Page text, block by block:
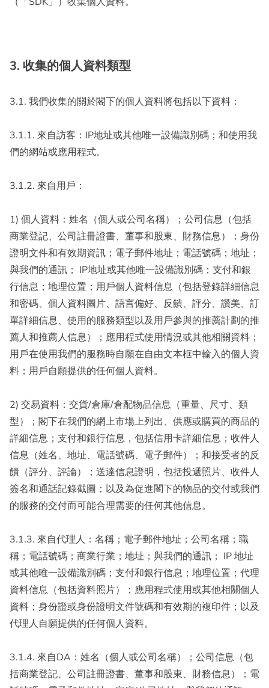
3. 收集的個人資料類型
3.1. 我們收集的關於閣下的個人資料將包括以下資料：
3.1.1. 來自訪客：IP地址或其他唯一設備識別碼；和使用我
們的網站或應用程式。
3.1.2. 來自用戶：
1) 個人資料：姓名（個人或公司名稱）；公司信息（包括
商業登記、公司註冊證書、董事和股東、財務信息）；身份
證明文件和有效期資訊；電子郵件地址；電話號碼；地址；
與我們的通訊； IP地址或其他唯一設備識別碼；支付和銀
行信息；地理位置；用戶個人資料信息（包括登錄詳細信息
和密碼、個人資料圖片、語言偏好、反饋、評分、讚美、訂
單詳細信息、使用的服務類型以及用戶參與的推薦計劃的推
薦人和推薦人信息）；應用程式使用情況或其他相關資料；
用戶在使用我們的服務時自願在自由文本框中輸入的個人資
料；用戶自願提供的任何個人資料。
2) 交易資料：交貨/倉庫/倉配物品信息（重量、尺寸、類
型）；閣下在我們的網上市場上列出、供應或購買的商品的
詳細信息；支付和銀行信息，包括信用卡詳細信息；收件人
信息（姓名、地址、電話號碼、電子郵件）；和接受者的反
饋（評分、評論）；送達信息證明，包括投遞照片、收件人
簽名和通話記錄截圖；以及為促進閣下的物品的交付或我們
的服務的交付而可能合理需要的任何其他信息。
3.1.3. 來自代理人：名稱；電子郵件地址；公司名稱；職
稱；電話號碼；商業行業；地址；與我們的通訊； IP 地址
或其他唯一設備識別碼；支付和銀行信息；地理位置；代理
資料信息（包括資料照片）；應用程式使用或其他相關個人
資料；身份證或身份證明文件號碼和有效期的複印件；以及
代理人自願提供的任何個人資料。
3.1.4. 來自DA：姓名（個人或公司名稱）；公司信息（包
括商業登記、公司註冊證書、董事和股東、財務信息）；電